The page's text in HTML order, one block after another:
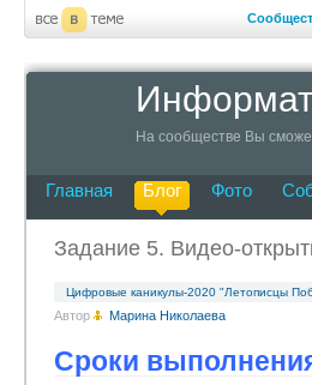
На сообществе Вы
Главная Блог Фото
Задание 5. Видео-
Цифровые каникулы-2020 "Летописцы
Автор
Марина Николаева
Сроки